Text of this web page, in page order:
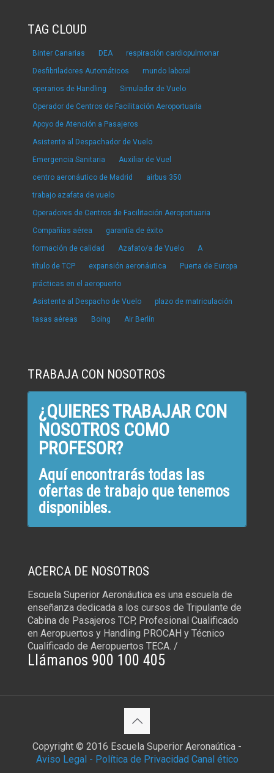
TAG CLOUD
Binter Canarias DEA respiración cardiopulmonar
Desfibriladores Automáticos mundo laboral
operarios de Handling Simulador de Vuelo
Operador de Centros de Facilitación Aeroportuaria
Apoyo de Atención a Pasajeros
Asistente al Despachador de Vuelo
Emergencia Sanitaria Auxiliar de Vuel
centro aeronáutico de Madrid airbus 350
trabajo azafata de vuelo
Operadores de Centros de Facilitación Aeroportuaria
Compañías aérea garantía de éxito
formación de calidad Azafato/a de Vuelo A
título de TCP expansión aeronáutica Puerta de Europa
prácticas en el aeropuerto
Asistente al Despacho de Vuelo plazo de matriculación
tasas aéreas Boing Air Berlín
TRABAJA CON NOSOTROS
¿QUIERES TRABAJAR CON
NOSOTROS COMO
PROFESOR?
Aquí encontrarás todas las
ofertas de trabajo que tenemos
disponibles.
ACERCA DE NOSOTROS
Escuela Superior Aeronáutica es una escuela de
enseñanza dedicada a los cursos de Tripulante de
Cabina de Pasajeros TCP, Profesional Cualificado
en Aeropuertos y Handling PROCAH y Técnico
Cualificado de Aeropuertos TECA. /
Llámanos 900 100 405
Copyright © 2016 Escuela Superior Aeronaútica -
Aviso Legal - Política de Privacidad Canal ético